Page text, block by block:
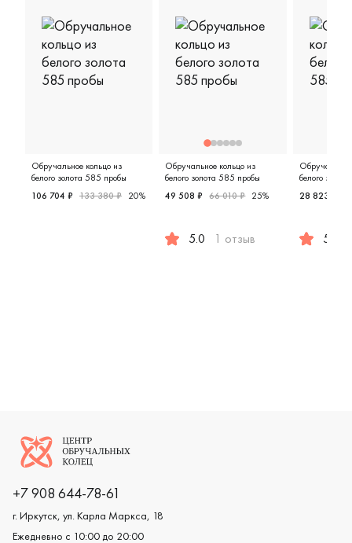
ушли довольными.
Обручальное кольцо из
белого золота 585 пробы
Мужские, парные, белое золото 585 пробы,
106 704 ₽ 133 380 ₽ 20%
Обручальное кольцо из
белого золота 585 пробы
49 508 ₽ 66 010 ₽ 25%
5.0 1 отзыв
белого
28 823 ₽
5.0
Логотип компании
+7 908 644-78-61
г. Иркутск, ул. Карла Маркса, 18
Ежедневно с 10:00 до 20:00